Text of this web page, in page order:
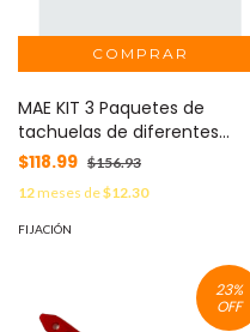
MAE KIT 3 Paquetes de
tachuelas de diferentes
colores. Contiene los
modelos. TCC-BL, TCC-NG,
TNC. MOD: KIT-3-PAQ-
TACHUELAS-BLANCO-NEGRO-
$118.99 $156.93
12meses de$12.30
FIJACIÓN
23%
OFF